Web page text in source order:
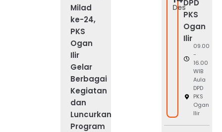
Milad
ke-24,
PKS
Ogan
Ilir
Gelar
Berbagai
Kegiatan
dan
Luncurkan
Program
DesDPD
PKS
Ogan
Ilir
09.00
-
16.00
WIB
Aula
DPD
PKS
Ogan
Ilir